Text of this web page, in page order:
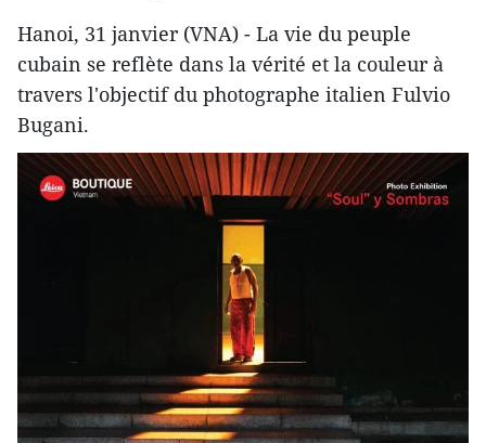
Hanoi, 31 janvier (VNA) - La vie du peuple
cubain se reflète dans la vérité et la couleur à
travers l'objectif du photographe italien Fulvio
Bugani.